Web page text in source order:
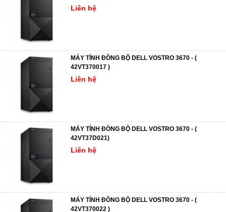
Liên hệ
MÁY TÍNH ĐỒNG BỘ DELL VOSTRO 3670 - (
42VT370017 )
Liên hệ
MÁY TÍNH ĐỒNG BỘ DELL VOSTRO 3670 - (
42VT37D021)
Liên hệ
MÁY TÍNH ĐỒNG BỘ DELL VOSTRO 3670 - (
42VT370022 )